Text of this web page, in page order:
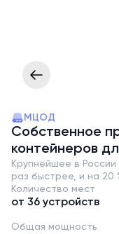
МЦОД
Собственное
контейнеров
Крупнейшее в
раз быстрее, и на 20
Количество мест
от 36 устройств
Общая мощность